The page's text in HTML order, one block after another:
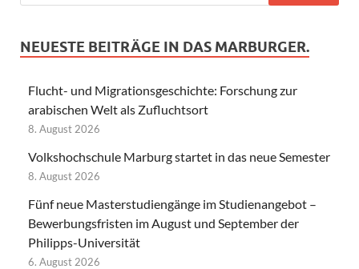
NEUESTE BEITRÄGE IN DAS MARBURGER.
Flucht- und Migrationsgeschichte: Forschung zur
arabischen Welt als Zufluchtsort
8. August 2026
Volkshochschule Marburg startet in das neue Semester
8. August 2026
Fünf neue Masterstudiengänge im Studienangebot –
Bewerbungsfristen im August und September der
Philipps-Universität
6. August 2026